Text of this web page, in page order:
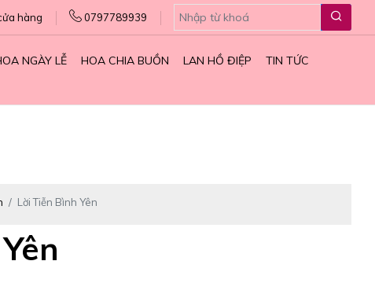
hàng 0797789939
NGÀY LỄ HOA CHIA BUỒN LAN HỒ ĐIỆP
TIN TỨC
Lời Tiễn Bình Yên